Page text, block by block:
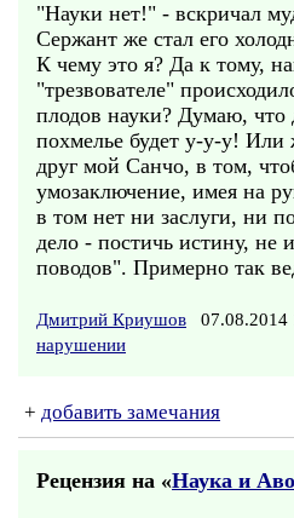
"Науки нет!" - вскричал
Сержант же стал его
К чему это я? Да к тому,
"трезвователе"
плодов науки? Думаю, что
похмелье будет у-у-у!
друг мой Санчо, в том,
умозаключение, имея на
в том нет ни заслуги, ни
дело - постичь истину, не
поводов". Примерно так
Дмитрий Криушов 07.08.2014
нарушении
+ добавить замечания
Рецензия на «Наука и